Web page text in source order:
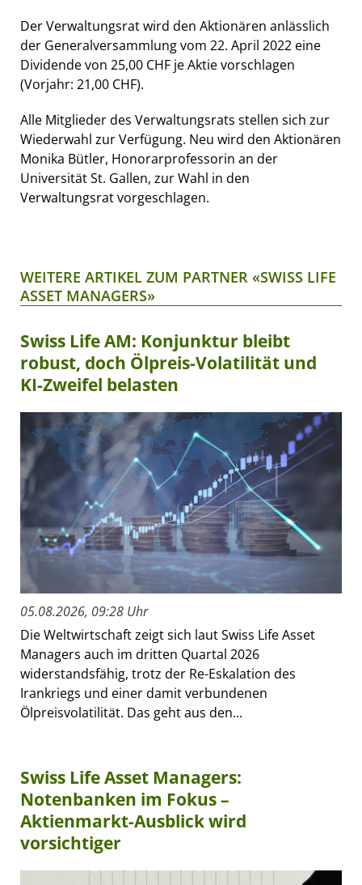
Der Verwaltungsrat wird den Aktionären anlässlich
der Generalversammlung vom 22. April 2022 eine
Dividende von 25,00 CHF je Aktie vorschlagen
(Vorjahr: 21,00 CHF).
Alle Mitglieder des Verwaltungsrats stellen sich zur
Wiederwahl zur Verfügung. Neu wird den Aktionären
Monika Bütler, Honorarprofessorin an der
Universität St. Gallen, zur Wahl in den
Verwaltungsrat vorgeschlagen.
WEITERE ARTIKEL ZUM PARTNER «SWISS LIFE
ASSET MANAGERS»
Swiss Life AM: Konjunktur bleibt
robust, doch Ölpreis-Volatilität und
KI-Zweifel belasten
05.08.2026, 09:28 Uhr
Die Weltwirtschaft zeigt sich laut Swiss Life Asset
Managers auch im dritten Quartal 2026
widerstandsfähig, trotz der Re-Eskalation des
Irankriegs und einer damit verbundenen
Ölpreisvolatilität. Das geht aus den...
Swiss Life Asset Managers:
Notenbanken im Fokus –
Aktienmarkt-Ausblick wird
vorsichtiger